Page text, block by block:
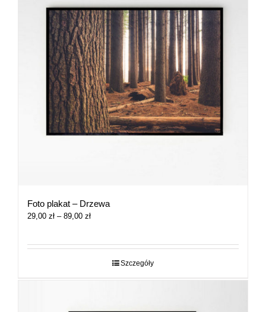
Foto plakat – Drzewa
29,00 zł – 89,00 złZakres
29,00 zł
Szczegóły